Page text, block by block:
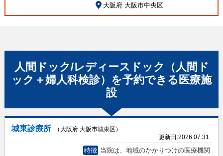
大阪府 大阪市中央区
人間ドック/レディースドック（人間ド
ック＋婦人科検診） を予約できる 医療施
設
城東診療所
（大阪府 大阪市城東区）
更新日:2026.07.31
特徴 当院は、地域のかかりつけの医療機関